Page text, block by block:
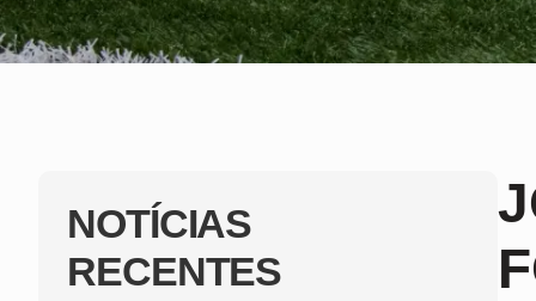
NOTÍCIAS
RECENTES